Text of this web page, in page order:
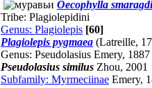
Oecophylla
Tribe: Plagiolepidini
Genus: Plagiolepis [60]
Plagiolepis pygmaea (Latreille,
Genus: Pseudolasius Emery, 1887
Pseudolasius similus Zhou, 2001
Subfamily: Myrmeciinae Emery,